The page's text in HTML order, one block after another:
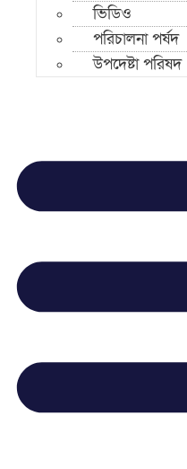
ভিডিও
পরিচালনা পর্ষদ
উপদেষ্টা পরিষদ